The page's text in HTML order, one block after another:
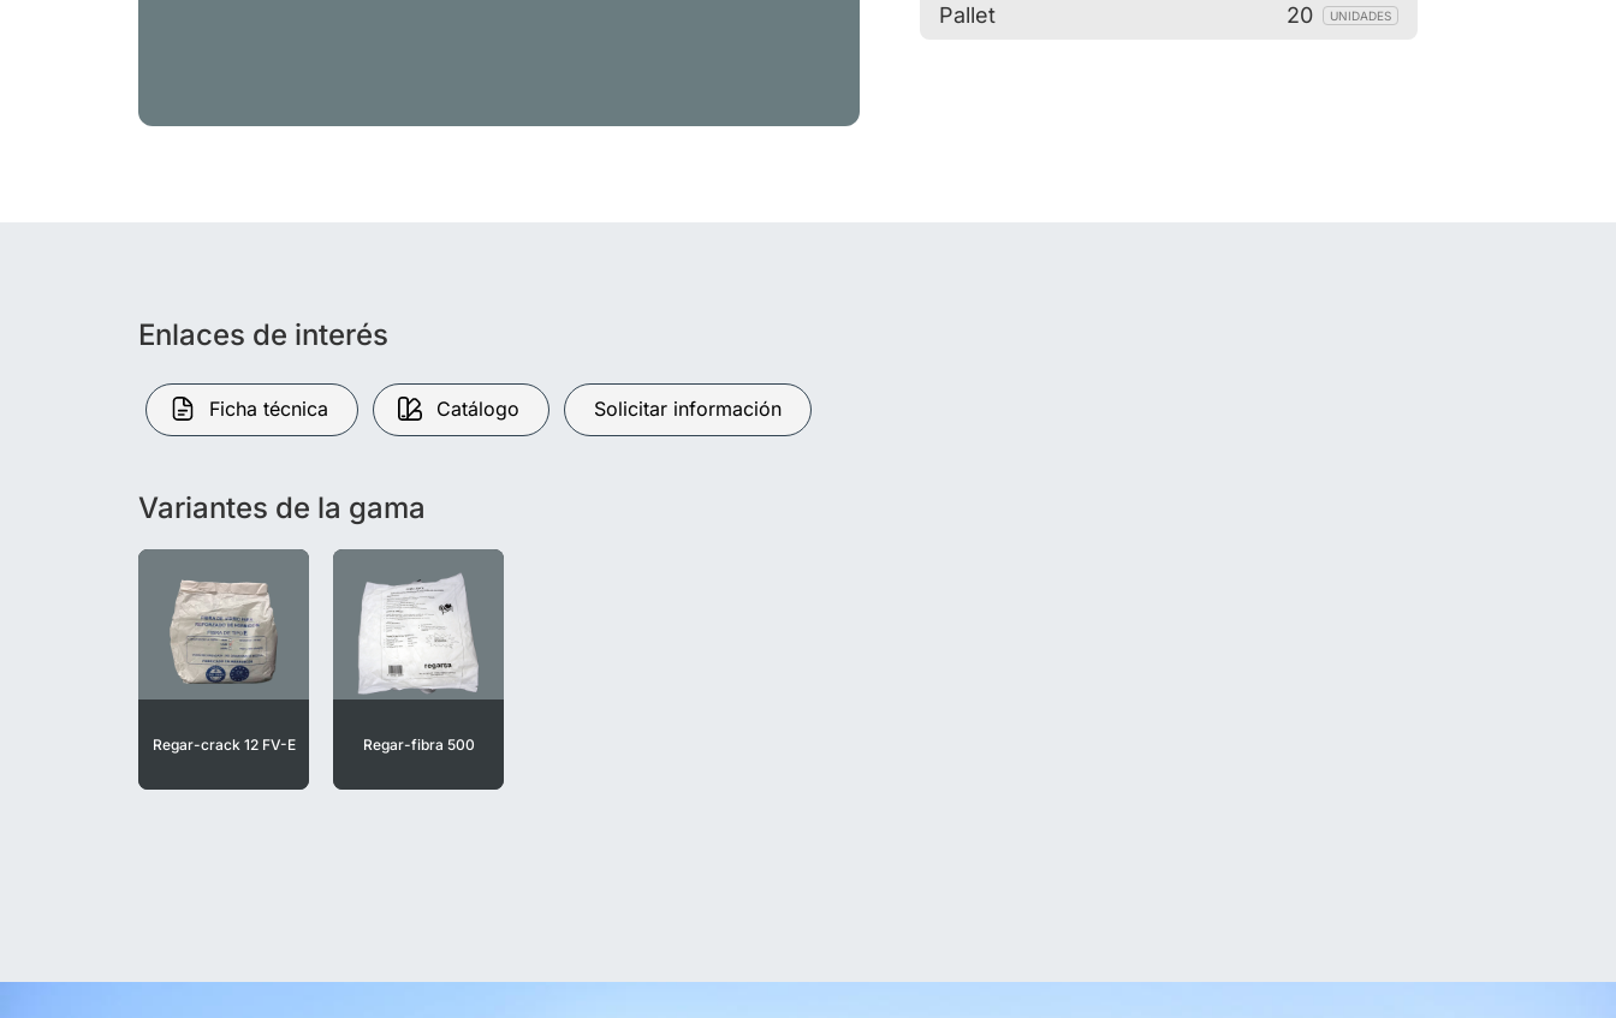
Pallet 20 UNIDADES
Enlaces de interés
Ficha técnica Catálogo Solicitar información
Variantes de la gama
Regar-crack 12 FV-E Regar-fibra 500